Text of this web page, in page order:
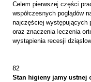
Celem pierwszej części
współczesnych poglądów
najczęściej występujących
oraz znaczenia leczenia
wystąpienia recesji
82
Stan higieny jamy ustnej